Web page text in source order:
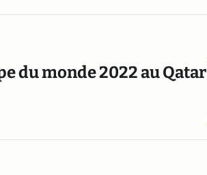
du monde 2022 au Qatar